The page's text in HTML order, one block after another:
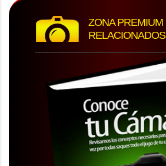
ZONA PREMIUM
RELACIONADOS